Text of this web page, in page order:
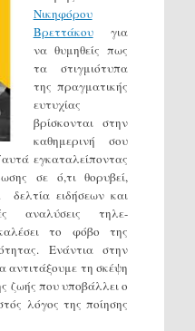
Νικηφόρου
Βρεττάκουγια
να θυμηθείς πως
τα στιγμιότυπα
της πραγματικής
ευτυχίας
βρίσκονται στην
καθημερινή σου
εγκαταλείποντας
σε ό,τι θορυβεί,
δελτία ειδήσεων και
αναλύσεις τηλε-
το φόβο της
Ενάντια στην
αντιτάξουμε τη σκέψη
ζωής που υποβάλλει ο
λόγος της ποίησης